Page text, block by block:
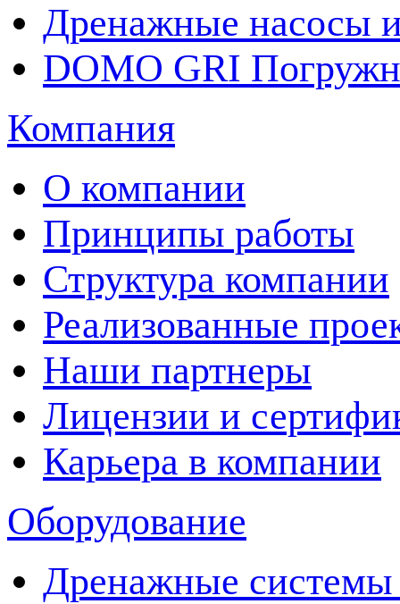
Дренажные насосы
DOMO GRI
Компания
О компании
Принципы работы
Структура компании
Реализованные
Наши партнеры
Лицензии и
Карьера в компании
Оборудование
Дренажные системы